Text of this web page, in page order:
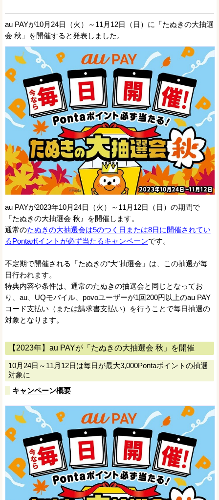
au PAYが10月24日（火）～11月12日（日）に「たぬきの大抽選
会 秋」を開催すると発表しました。
au PAYが2023年10月24日（火）～11月12日（日）の期間で
『たぬきの大抽選会 秋』を開催します。
通常のたぬきの大抽選会は5のつく日または8日に開催されてい
るPontaポイントが必ず当たるキャンペーンです。
不定期で開催される「たぬきの”大”抽選会」は、この抽選が毎
日行われます。
特典内容や条件は、通常のたぬきの抽選会と同じとなってお
り、au、UQモバイル、povoユーザーが1回200円以上のau PAY
コード支払い（または請求書支払い）を行うことで毎日抽選の
対象となります。
【2023年】au PAYが「たぬきの大抽選会 秋」を開催
10月24日～11月12日は毎日が最大3,000Pontaポイントの抽選
対象に
キャンペーン概要